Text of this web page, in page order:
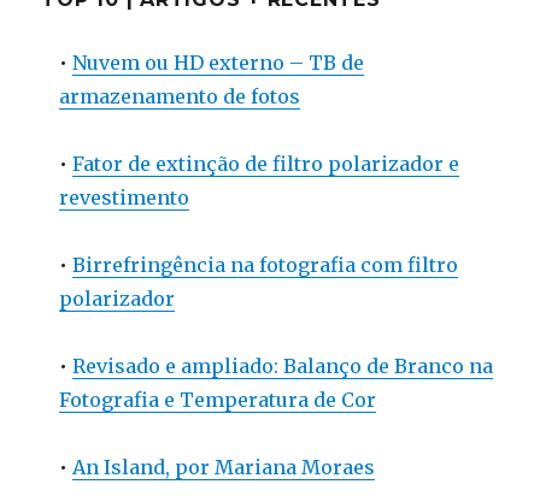
•Nuvem ou HD externo – TB de
armazenamento de fotos
•Fator de extinção de filtro polarizador e
revestimento
•Birrefringência na fotografia com filtro
polarizador
•Revisado e ampliado: Balanço de Branco na
Fotografia e Temperatura de Cor
•An Island, por Mariana Moraes